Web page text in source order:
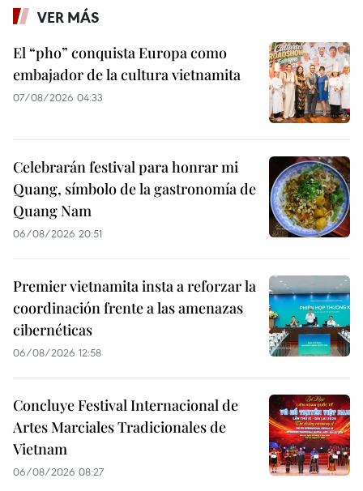
VER MÁS
El “pho” conquista Europa como
embajador de la cultura vietnamita
07/08/2026 04:33
Celebrarán festival para honrar mi
Quang, símbolo de la gastronomía de
Quang Nam
06/08/2026 20:51
Premier vietnamita insta a reforzar la
coordinación frente a las amenazas
cibernéticas
06/08/2026 12:58
Concluye Festival Internacional de
Artes Marciales Tradicionales de
Vietnam
06/08/2026 08:27